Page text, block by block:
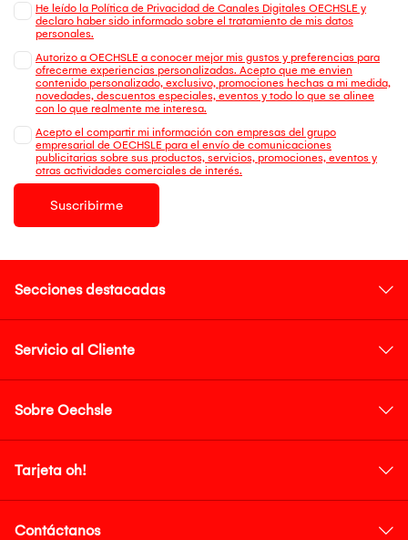
He leído la Política de Privacidad de Canales Digitales OECHSLE y
declaro haber sido informado sobre el tratamiento de mis datos
personales.
Autorizo a OECHSLE a conocer mejor mis gustos y preferencias para
ofrecerme experiencias personalizadas. Acepto que me envien
contenido personalizado, exclusivo, promociones hechas a mi medida,
novedades, descuentos especiales, eventos y todo lo que se alinee
con lo que realmente me interesa.
Acepto el compartir mi información con empresas del grupo
empresarial de OECHSLE para el envío de comunicaciones
publicitarias sobre sus productos, servicios, promociones, eventos y
otras actividades comerciales de interés.
Suscribirme
Secciones destacadas
Servicio al Cliente
Sobre Oechsle
Tarjeta oh!
Contáctanos